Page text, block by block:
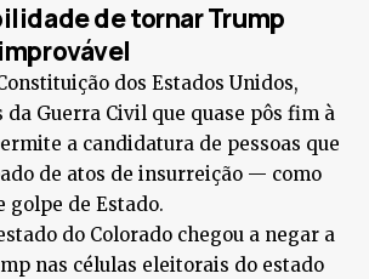
de tornar Trump
dos Estados Unidos,
da Guerra Civil que quase pôs fim à
a candidatura de pessoas que
de atos de insurreição — como
golpe de Estado.
do Colorado chegou a negar a
nas células eleitorais do estado